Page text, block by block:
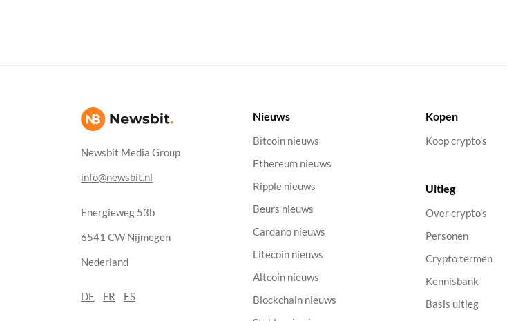
Newsbit Media Group
info@newsbit.nl
Energieweg 53b
6541 CW Nijmegen
Nederland
DE FR ES
Nieuws
Bitcoin nieuws
Ethereum nieuws
Ripple nieuws
Beurs nieuws
Cardano nieuws
Litecoin nieuws
Altcoin nieuws
Blockchain nieuws
Kopen
Koop crypto’s
Uitleg
Over crypto’s
Personen
Crypto termen
Kennisbank
Basis uitleg